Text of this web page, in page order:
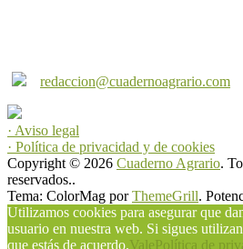
redaccion@cuadernoagrario.com
· Aviso legal
· Política de privacidad y de cookies
Copyright © 2026 Cuaderno Agrario.
reservados..
Tema: ColorMag porThemeGrill.
Utilizamos cookies para asegurar que
usuario en nuestra web. Si sigues
que estás de acuerdo.ValePolítica de